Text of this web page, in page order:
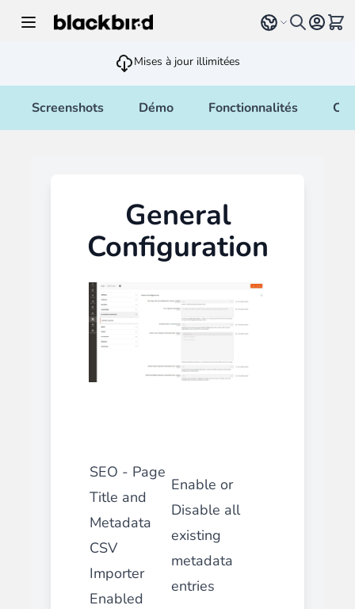
Select language
Voir
Mises à jour illimitées
Screenshots Démo Fonctionnalités
General
Configuration
SEO - Page
Title and
Metadata
CSV
Importer
Enabled
Enable or
Disable all
existing
metadata
entries